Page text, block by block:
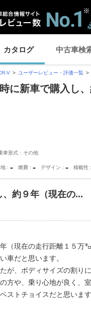
カタログ 中古車検
V ユーザーレビュー・評価一覧
に新車で購入し
車形式：その他
- 燃費 - デザイン - 積載性
、約９年（現在の...
（現在の走行距離１５万
車だと思います。
が、ボディサイズの割り
方や、乗り心地が良く、
ストチョイスだと思います